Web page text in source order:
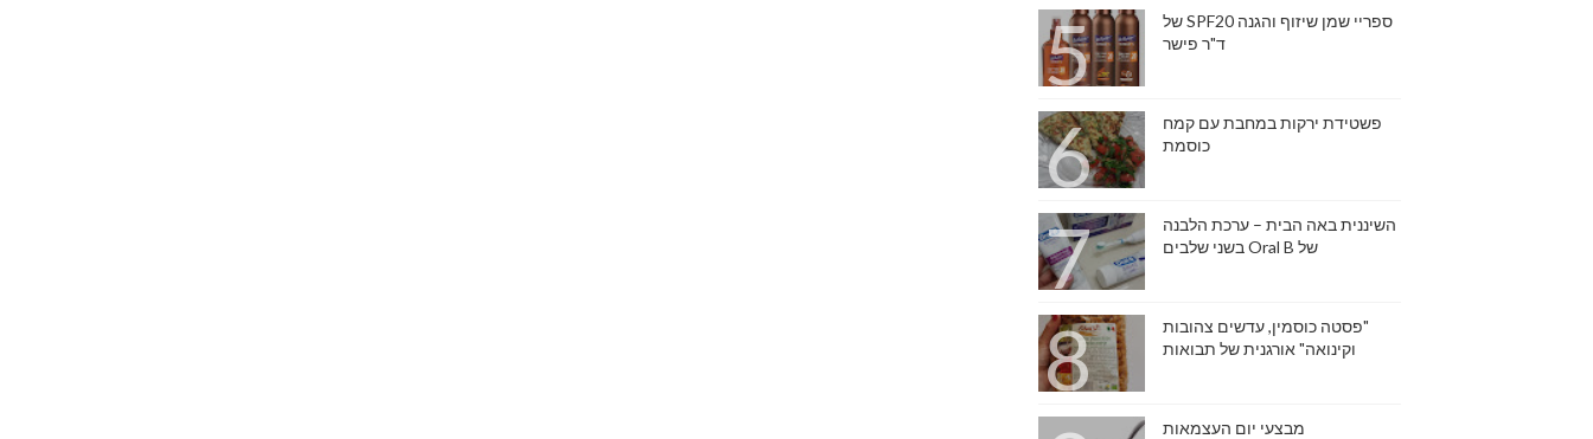
ספריי שמן שיזוף והגנה SPF20 של
ד"ר פישר
פשטידת ירקות במחבת עם קמח
כוסמת
השיננית באה הבית – ערכת הלבנה
של Oral B בשני שלבים
"פסטה כוסמין, עדשים צהובות
וקינואה" אורגנית של תבואות
מבצעי יום העצמאות